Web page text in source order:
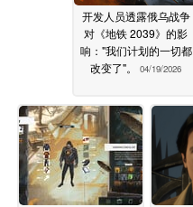
开发人员透露俄乌战争
对《地铁 2039》的影
响："我们计划的一切都
改变了"。
04/19/2026